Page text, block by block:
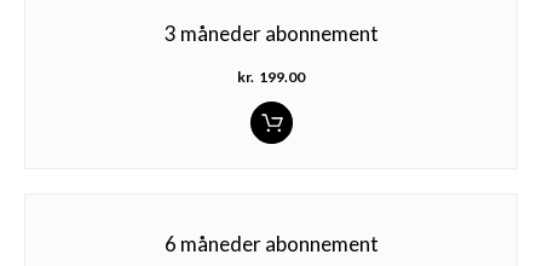
3 måneder abonnement
kr. 199.00
6 måneder abonnement